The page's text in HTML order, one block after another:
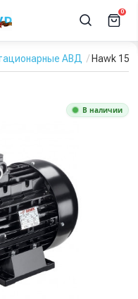
0
АВД Hawk 15/
В наличии